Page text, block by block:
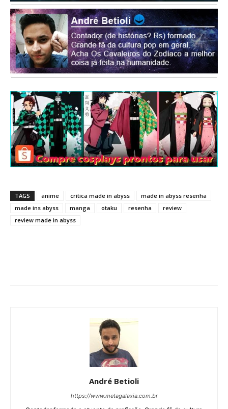
TAGS anime critica made in abyss
made in abyss resenha
made ins abyss
manga otaku resenha
review
review made in abyss
André Betioli
https://www.metagalaxia.com.br